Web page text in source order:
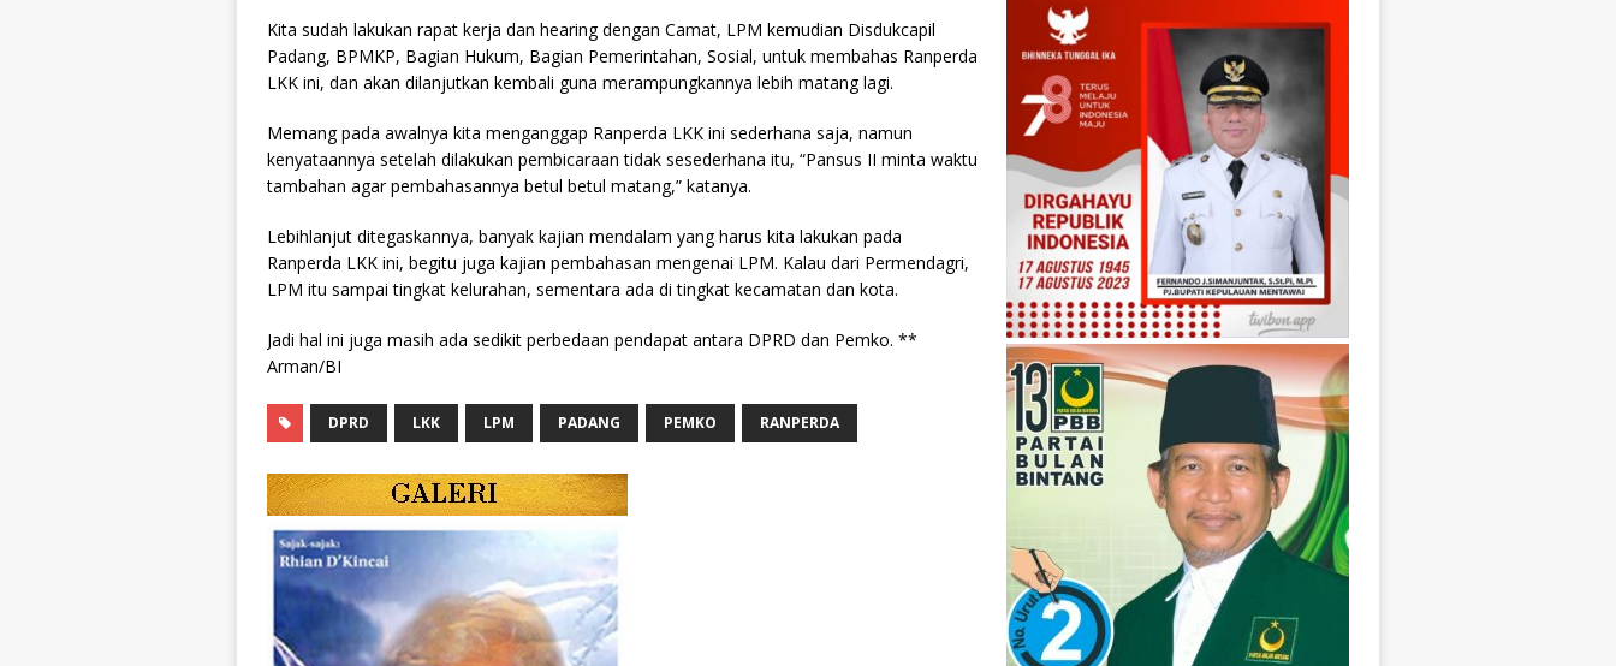
Kita sudah lakukan rapat kerja dan hearing dengan Camat, LPM kemudian Disdukcapil
Padang, BPMKP, Bagian Hukum, Bagian Pemerintahan, Sosial, untuk membahas Ranperda
LKK ini, dan akan dilanjutkan kembali guna merampungkannya lebih matang lagi.
Memang pada awalnya kita menganggap Ranperda LKK ini sederhana saja, namun
kenyataannya setelah dilakukan pembicaraan tidak sesederhana itu, “Pansus II minta waktu
tambahan agar pembahasannya betul betul matang,” katanya.
Lebihlanjut ditegaskannya, banyak kajian mendalam yang harus kita lakukan pada
Ranperda LKK ini, begitu juga kajian pembahasan mengenai LPM. Kalau dari Permendagri,
LPM itu sampai tingkat kelurahan, sementara ada di tingkat kecamatan dan kota.
Jadi hal ini juga masih ada sedikit perbedaan pendapat antara DPRD dan Pemko. **
Arman/BI
DPRD LKK LPM PADANG PEMKO RANPERDA